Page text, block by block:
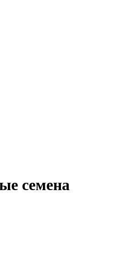
семена